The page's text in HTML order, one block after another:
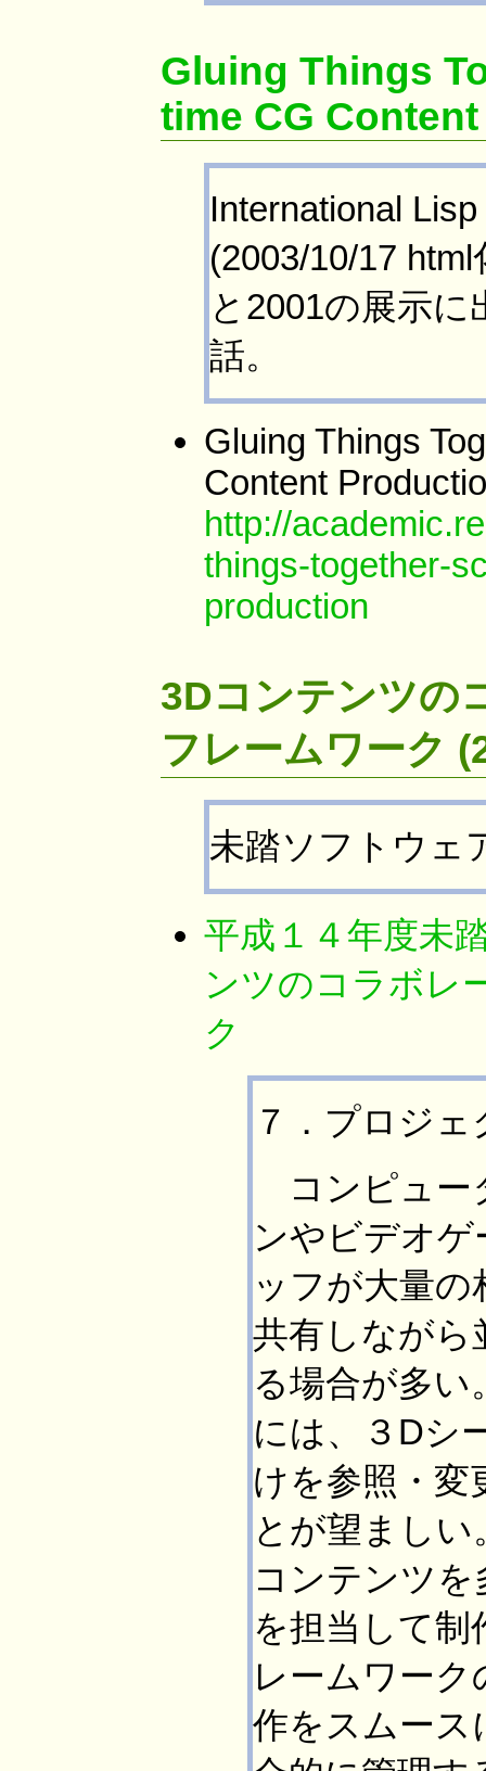
Gluing Things
time CG
International
(2003/10/17
と2001の展示
話。
Gluing Things
Content
http://
things-together-
production
3Dコンテンツの
フレームワーク
未踏ソフトウェ
平成１４年度未
ンツのコラボレ
ク
７．プロジェ
コンピュー
ンやビデオ
ッフが大量
共有しながら
る場合が多
には、３Dシ
けを参照・変
とが望まし
コンテンツ
を担当して
レームワー
作をスムース